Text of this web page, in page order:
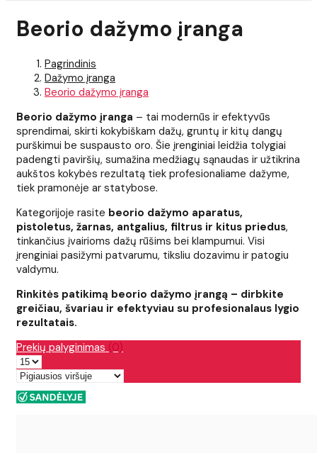
Beorio dažymo įranga
Pagrindinis
Dažymo įranga
Beorio dažymo įranga
Beorio dažymo įranga – tai modernūs ir efektyvūs
sprendimai, skirti kokybiškam dažų, gruntų ir kitų dangų
purškimui be suspausto oro. Šie įrenginiai leidžia tolygiai
padengti paviršių, sumažina medžiagų sąnaudas ir užtikrina
aukštos kokybės rezultatą tiek profesionaliame dažyme,
tiek pramonėje ar statybose.
Kategorijoje rasite beorio dažymo aparatus,
pistoletus, žarnas, antgalius, filtrus ir kitus priedus,
tinkančius įvairioms dažų rūšims bei klampumui. Visi
įrenginiai pasižymi patvarumu, tiksliu dozavimu ir patogiu
valdymu.
Rinkitės patikimą beorio dažymo įrangą – dirbkite
greičiau, švariau ir efektyviau su profesionalaus lygio
rezultatais.
Prekių palyginimas (0)